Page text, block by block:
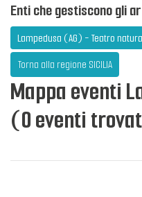
Enti che gestiscono gli
Lampedusa (AG) - Teatro
Torna alla regione SICILIA
Mappa eventi
(0 eventi